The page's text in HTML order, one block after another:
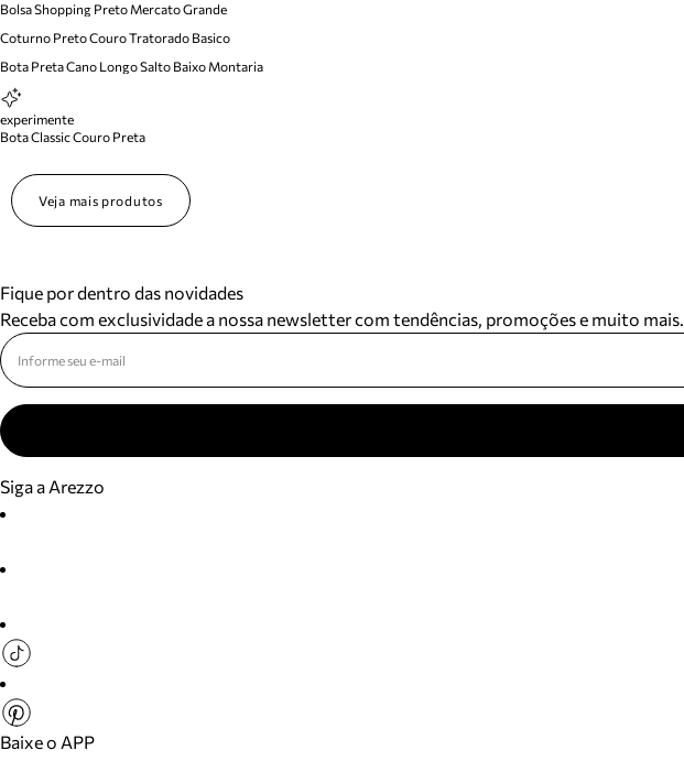
Bolsa Shopping Preto Mercato Grande
Coturno Preto Couro Tratorado Basico
Bota Preta Cano Longo Salto Baixo Montaria
experimente
Bota Classic Couro Preta
Veja mais produtos
Fique por dentro das novidades
Receba com exclusividade a nossa newsletter com tendências, promoções e muito mais.
Siga a Arezzo
Baixe o APP